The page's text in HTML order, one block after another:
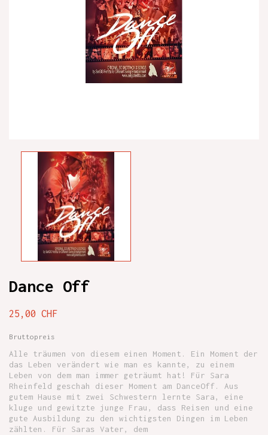
Dance Off
25,00 CHF
Bruttopreis
Alle träumen von diesem einen Moment. Ein Moment der
das Leben verändert wie man es kannte, zu einem
Leben von dem man immer geträumt hat! Für Sara
Rheinfeld geschah dieser Moment am DanceOff. Aus
gutem Hause mit zwei Schwestern lernte Sara, eine
kluge und gewitzte junge Frau, dass Reisen und eine
gute Ausbildung zu den wichtigsten Dingen im Leben
zählten. Für Saras Vater, dem